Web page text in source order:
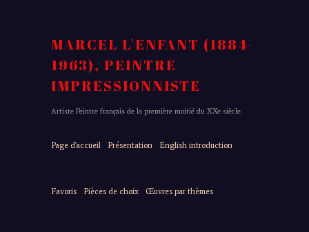
MARCEL L'ENFANT (1884-
1963), PEINTRE
IMPRESSIONNISTE
Artiste Peintre français de la première moitié du XXe siècle.
Page d'accueil Présentation English introduction
Favoris Pièces de choix Œuvres par thèmes